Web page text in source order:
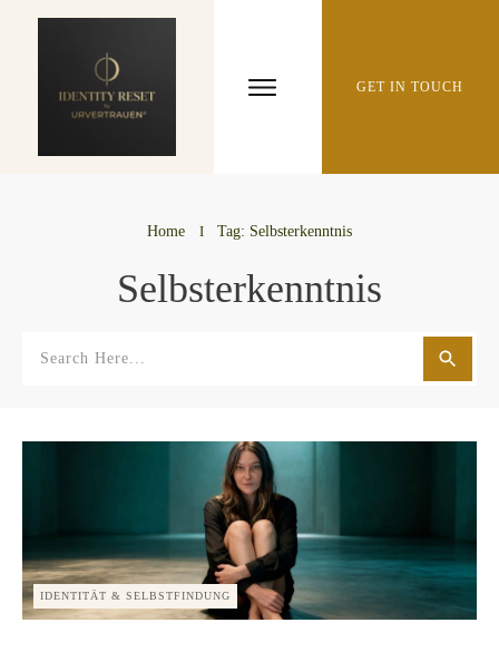
GET IN TOUCH
Home I Tag: Selbsterkenntnis
Selbsterkenntnis
IDENTITÄT & SELBSTFINDUNG